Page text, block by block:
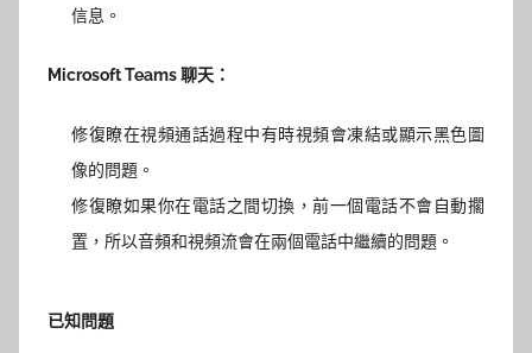
信息。
Microsoft Teams 聊天：
修復瞭在視頻通話過程中有時視頻會凍結或顯示黑色圖
像的問題。
修復瞭如果你在電話之間切換，前一個電話不會自動擱
置，所以音頻和視頻流會在兩個電話中繼續的問題。
已知問題